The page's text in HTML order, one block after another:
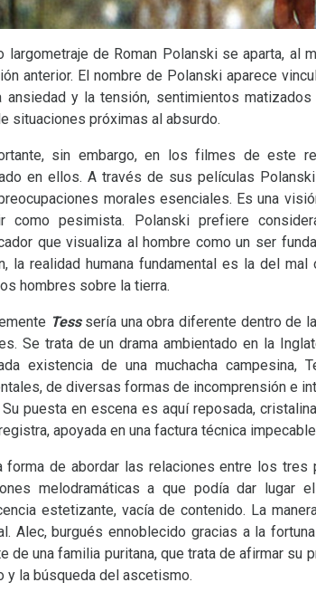
largometraje de Roman Polanski se aparta,
anterior. El nombre de Polanski aparece
ansiedad y la tensión, sentimientos
situaciones próximas al absurdo.
sin embargo, en los filmes de este
en ellos. A través de sus películas
morales esenciales. Es una
como pesimista. Polanski prefiere
que visualiza al hombre como un ser
la realidad humana fundamental es la del
hombres sobre la tierra.
Tesssería una obra diferente dentro de
Se trata de un drama ambientado en la
existencia de una muchacha
de diversas formas de incomprensión e
Su puesta en escena es aquí reposada,
apoyada en una factura técnica
forma de abordar las relaciones entre los
melodramáticas a que podía dar lugar
estetizante, vacía de contenido. La
Alec, burgués ennoblecido gracias a la
de una familia puritana, que trata de afirmar
y la búsqueda del ascetismo.